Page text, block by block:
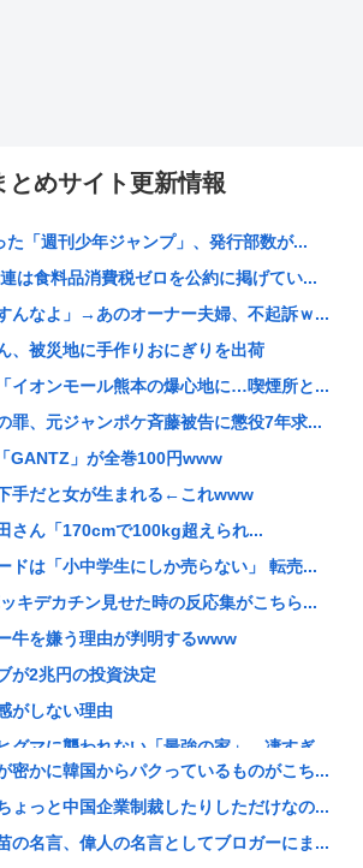
とめサイト更新情報
「週刊少年ジャンプ」、発行部数が...
は食料品消費税ゼロを公約に掲げてい...
んなよ」→あのオーナー夫婦、不起訴ｗ...
、被災地に手作りおにぎりを出荷
イオンモール熊本の爆心地に…喫煙所と...
罪、元ジャンポケ斉藤被告に懲役7年求...
GANTZ」が全巻100円www
手だと女が生まれる←これwww
さん「170cmで100kg超えられ...
ドは「小中学生にしか売らない」 転売...
キデカチン見せた時の反応集がこちら...
牛を嫌う理由が判明するwww
が2兆円の投資決定
がしない理由
グマに襲われない「最強の家」、凄すぎ...
げるのが筋なんですけど…」消費減税...
AVのパッケージにしか見えん商品宣伝...
、懲役7年を求刑される
密かに韓国からパクっているものがこち...
ょっと中国企業制裁したりしただけなの...
の名言、偉人の名言としてブロガーにま...